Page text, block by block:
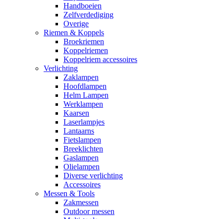
Handboeien
Zelfverdediging
Overige
Riemen & Koppels
Broekriemen
Koppelriemen
Koppelriem accessoires
Verlichting
Zaklampen
Hoofdlampen
Helm Lampen
Werklampen
Kaarsen
Laserlampjes
Lantaarns
Fietslampen
Breeklichten
Gaslampen
Olielampen
Diverse verlichting
Accessoires
Messen & Tools
Zakmessen
Outdoor messen